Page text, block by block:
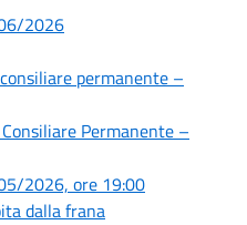
2026
permanente –
Permanente –
2026, ore 19:00
dalla frana